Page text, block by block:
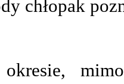
chłopak